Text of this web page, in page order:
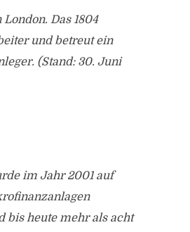
Das 1804
und betreut ein
(Stand: 30. Juni
im Jahr 2001 auf
bis heute mehr als acht